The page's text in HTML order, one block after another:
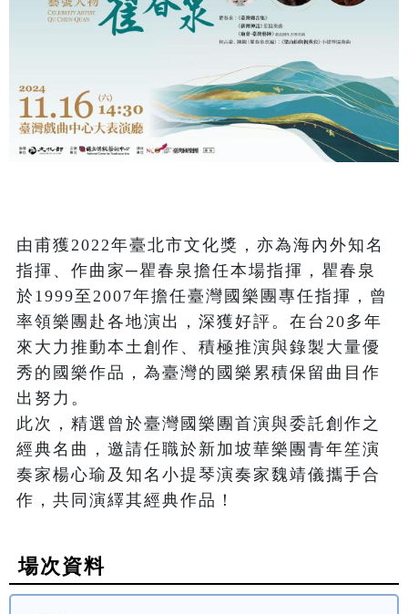
由甫獲2022年臺北市文化獎，亦為海內外知名
指揮、作曲家─瞿春泉擔任本場指揮，瞿春泉
於1999至2007年擔任臺灣國樂團專任指揮，曾
率領樂團赴各地演出，深獲好評。在台20多年
來大力推動本土創作、積極推演與錄製大量優
秀的國樂作品，為臺灣的國樂累積保留曲目作
出努力。
此次，精選曾於臺灣國樂團首演與委託創作之
經典名曲，邀請任職於新加坡華樂團青年笙演
奏家楊心瑜及知名小提琴演奏家魏靖儀攜手合
場次資料